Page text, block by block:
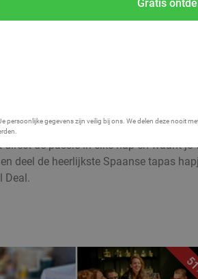
Gratis
persoonlijke gegevens zijn veilig bij ons. We delen deze nooit
de passie in elke hap en waant
deel de heerlijkste Spaanse tapas
Deal.